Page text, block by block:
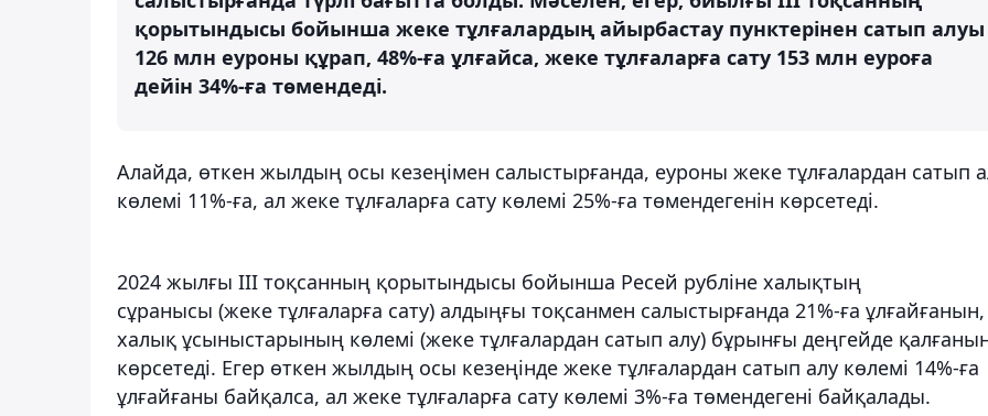
қорытындысы бойынша жеке тұлғалардың айырбастау пунктерінен сатып алуы
126 млн еуроны құрап, 48%-ға ұлғайса, жеке тұлғаларға сату 153 млн еуроға
дейін 34%-ға төмендеді.
Алайда, өткен жылдың осы кезеңімен салыстырғанда, еуроны жеке тұлғалардан сатып
көлемі 11%-ға, ал жеке тұлғаларға сату көлемі 25%-ға төмендегенін көрсетеді.
2024 жылғы III тоқсанның қорытындысы бойынша Ресей рубліне халықтың
сұранысы (жеке тұлғаларға сату) алдыңғы тоқсанмен салыстырғанда 21%-ға
халық ұсыныстарының көлемі (жеке тұлғалардан сатып алу) бұрынғы деңгейде
көрсетеді. Егер өткен жылдың осы кезеңінде жеке тұлғалардан сатып алу көлемі 14%-ға
ұлғайғаны байқалса, ал жеке тұлғаларға сату көлемі 3%-ға төмендегені байқалады.